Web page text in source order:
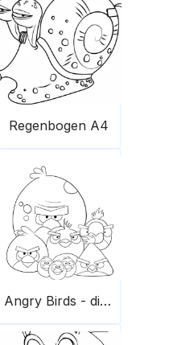
Regenbogen A4
Angry Birds - die Herde